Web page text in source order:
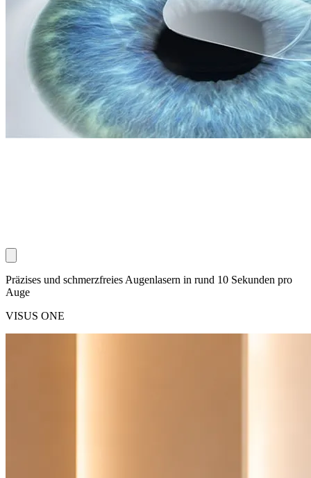
Präzises und schmerzfreies Augenlasern in rund 10 Sekunden pro
Auge
VISUS ONE